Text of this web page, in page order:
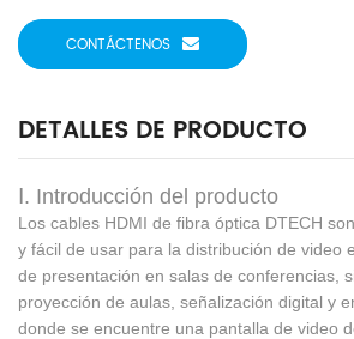
CONTÁCTENOS
DETALLES DE PRODUCTO
Ⅰ. Introducción del producto
Los cables HDMI de fibra óptica DTECH
y fácil de usar para la distribución de video
de presentación en salas de conferencias,
proyección de aulas, señalización digital y
donde se encuentre una pantalla de video